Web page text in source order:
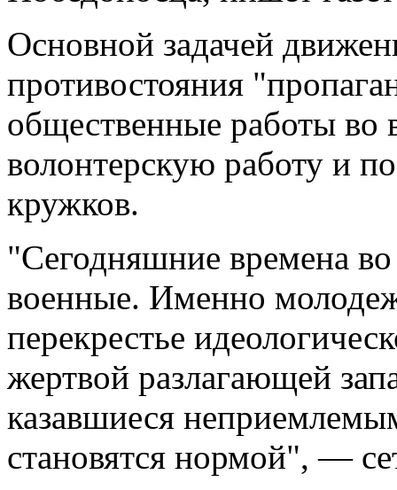
Основной задачей
противостояния
общественные работы во
волонтерскую работу и
кружков.
"Сегодняшние времена
военные. Именно
перекрестье
жертвой разлагающей
казавшиеся
становятся нормой", —